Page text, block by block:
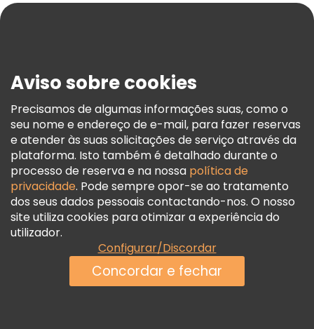
Termos E Informações Legais
Política De Cookies
Freetour Prémios
Programa De Fidelidade
Aviso sobre cookies
Precisamos de algumas informações suas, como o
seu nome e endereço de e-mail, para fazer reservas
e atender às suas solicitações de serviço através da
plataforma. Isto também é detalhado durante o
processo de reserva e na nossa política de
privacidade. Pode sempre opor-se ao tratamento
dos seus dados pessoais contactando-nos. O nosso
site utiliza cookies para otimizar a experiência do
utilizador.
Configurar/Discordar
Concordar e fechar